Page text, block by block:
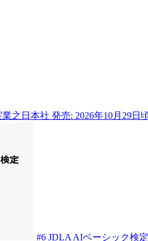
業之日本社 発売: 2026年10月29日
#6 JDLA AIベーシック検